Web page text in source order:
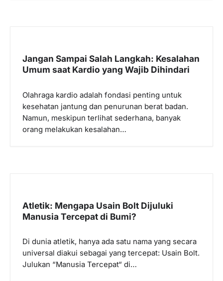
Jangan Sampai Salah Langkah: Kesalahan
Umum saat Kardio yang Wajib Dihindari
Olahraga kardio adalah fondasi penting untuk
kesehatan jantung dan penurunan berat badan.
Namun, meskipun terlihat sederhana, banyak
orang melakukan kesalahan…
Atletik: Mengapa Usain Bolt Dijuluki
Manusia Tercepat di Bumi?
Di dunia atletik, hanya ada satu nama yang secara
universal diakui sebagai yang tercepat: Usain Bolt.
Julukan “Manusia Tercepat“ di…